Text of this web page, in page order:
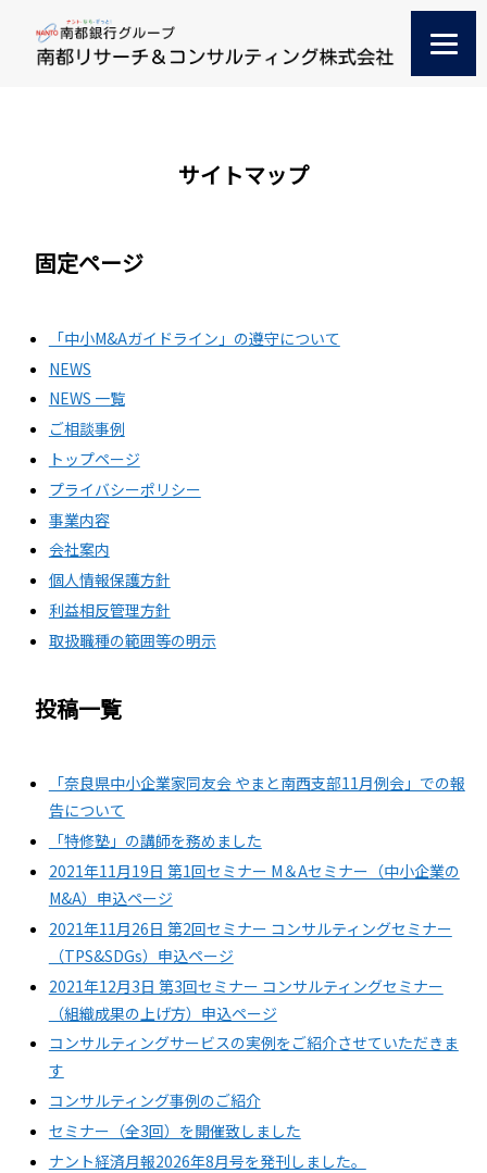
サイトマップ
固定ページ
「中小M&Aガイドライン」の遵守について
NEWS
NEWS 一覧
ご相談事例
トップページ
プライバシーポリシー
事業内容
会社案内
個人情報保護方針
利益相反管理方針
取扱職種の範囲等の明示
投稿一覧
「奈良県中小企業家同友会 やまと南西支部11月例会」での報
告について
「特修塾」の講師を務めました
2021年11月19日 第1回セミナー M＆Aセミナー（中小企業の
M&A）申込ページ
2021年11月26日 第2回セミナー コンサルティングセミナー
（TPS&SDGs）申込ページ
2021年12月3日 第3回セミナー コンサルティングセミナー
（組織成果の上げ方）申込ページ
コンサルティングサービスの実例をご紹介させていただきま
す
コンサルティング事例のご紹介
セミナー（全3回）を開催致しました
ナント経済月報2026年8月号を発刊しました。